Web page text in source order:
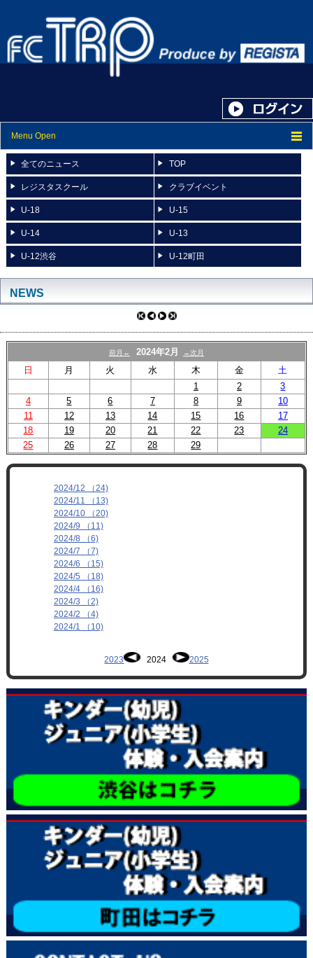
Menu Open
トップ
ニュース
スケジュール
スタッフ紹介
プロフィール
リンク
全てのニュース TOP
レジスタスクール クラブイベント
U-18 U-15
U-14 U-13
U-12渋谷 U-12町田
NEWS
前月← 2024年2月 →次月
日 月 火 水 木 金
土
1
2
3
4
5 6 7 8 9
10
11
12 13 14 15 16
17
18
19 20 21 22 23
24
25
26 27 28 29
2024/12 （24)
2024/11 （13)
2024/10 （20)
2024/9 （11)
2024/8 （6)
2024/7 （7)
2024/6 （15)
2024/5 （18)
2024/4 （16)
2024/3 （2)
2024/2 （4)
2024/1 （10)
2023 2024 2025